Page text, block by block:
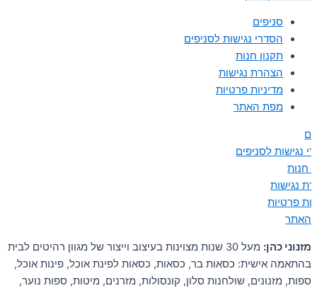
סניפים
הסדרי נגישות לסניפים
תקנון חנות
הצהרת נגישות
מדיניות פרטיות
מפת האתר
נגישות לסניפים
חנות
נגישות
פרטיות
האתר
מזנוני כהן:
מעל 30 שנות מצוינות בעיצוב וייצור של מגוון רהיטים לבית
בהתאמה אישית: כסאות בר, כסאות, כסאות לפינת אוכל, פינות אוכל,
ספות, מזנונים, שולחנות סלון, קונסולות, מזרנים, מיטות, ספות נוער,